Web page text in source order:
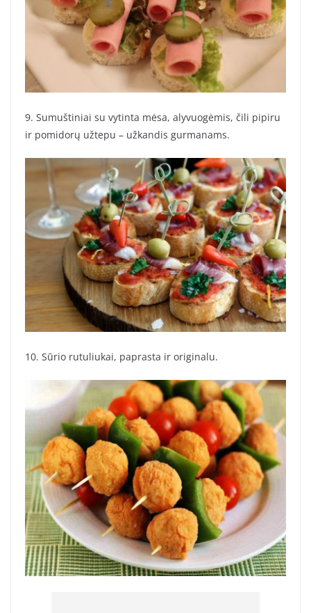
9. Sumuštiniai su vytinta mėsa, alyvuogėmis, čili pipiru
ir pomidorų užtepu – užkandis gurmanams.
10. Sūrio rutuliukai, paprasta ir originalu.